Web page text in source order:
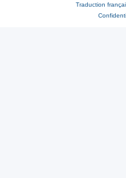
Traduction